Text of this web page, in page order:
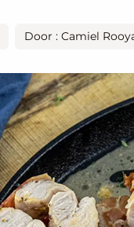
Door : Camiel